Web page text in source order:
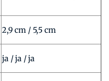
2,9 cm / 5,5 cm
ja / ja / ja